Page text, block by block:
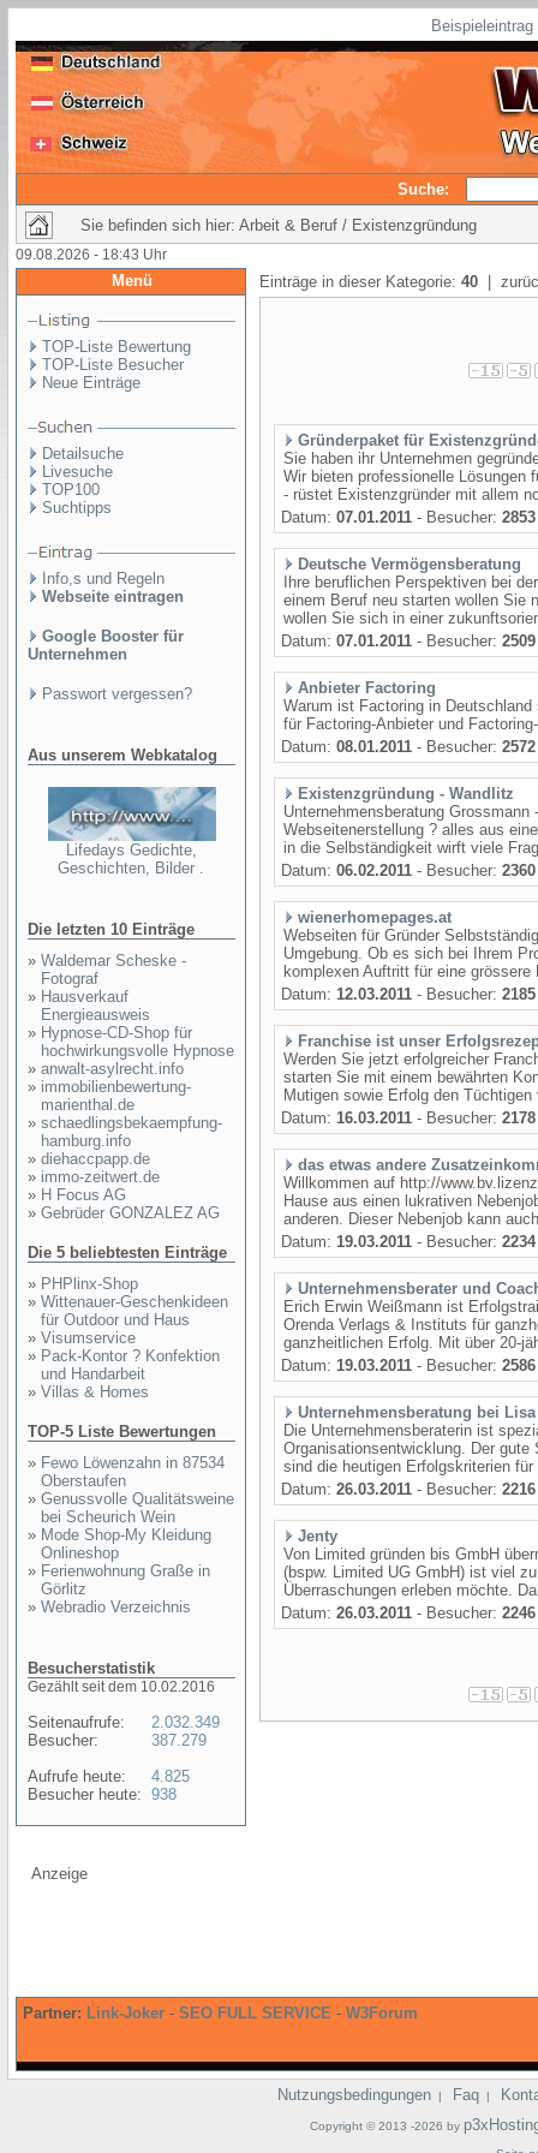
Suche:
Sie befinden sich hier: Arbeit & Beruf / Existenzgründung
09.08.2026 - 18:43 Uhr
Menü
TOP-Liste Bewertung
TOP-Liste Besucher
Neue Einträge
Detailsuche
Livesuche
TOP100
Suchtipps
Info,s und Regeln
Webseite eintragen
Google Booster für
Unternehmen
Passwort vergessen?
Aus unserem Webkatalog
Lifedays Gedichte,
Geschichten, Bilder .
Die letzten 10 Einträge
» Waldemar Scheske -
Fotograf
» Hausverkauf
Energieausweis
» Hypnose-CD-Shop für
hochwirkungsvolle Hypnose
» anwalt-asylrecht.info
» immobilienbewertung-
marienthal.de
» schaedlingsbekaempfung-
hamburg.info
» diehaccpapp.de
» immo-zeitwert.de
» H Focus AG
» Gebrüder GONZALEZ AG
Die 5 beliebtesten Einträge
» PHPlinx-Shop
» Wittenauer-Geschenkideen
für Outdoor und Haus
» Visumservice
» Pack-Kontor ? Konfektion
und Handarbeit
» Villas & Homes
TOP-5 Liste Bewertungen
» Fewo Löwenzahn in 87534
Oberstaufen
» Genussvolle Qualitätsweine
bei Scheurich Wein
» Mode Shop-My Kleidung
Onlineshop
» Ferienwohnung Graße in
Görlitz
» Webradio Verzeichnis
Besucherstatistik
Gezählt seit dem 10.02.2016
Seitenaufrufe:
Besucher:
Aufrufe heute:
Besucher heute:
2.032.349
387.279
4.825
938
Einträge in dieser Kategorie: 40 |
Gründerpaket für
Sie haben ihr Unternehmen
Wir bieten professionelle Lösungen
- rüstet Existenzgründer mit allem
Datum: 07.01.2011 - Besucher: 2853
Deutsche Vermögensberatung
Ihre beruflichen Perspektiven bei
einem Beruf neu starten wollen Sie
wollen Sie sich in einer
Datum: 07.01.2011 - Besucher: 2509
Anbieter Factoring
Warum ist Factoring in
für Factoring-Anbieter und
Datum: 08.01.2011 - Besucher: 2572
Existenzgründung - Wandlitz
Unternehmensberatung
Webseitenerstellung ? alles aus
in die Selbständigkeit wirft viele
Datum: 06.02.2011 - Besucher: 2360
wienerhomepages.at
Webseiten für Gründer
Umgebung. Ob es sich bei Ihrem
komplexen Auftritt für eine
Datum: 12.03.2011 - Besucher: 2185
Franchise ist unser
Werden Sie jetzt erfolgreicher
starten Sie mit einem bewährten
Mutigen sowie Erfolg den
Datum: 16.03.2011 - Besucher: 2178
das etwas andere
Willkommen auf http://
Hause aus einen lukrativen
anderen. Dieser Nebenjob kann
Datum: 19.03.2011 - Besucher: 2234
Unternehmensberater und
Erich Erwin Weißmann ist
Orenda Verlags & Instituts für
ganzheitlichen Erfolg. Mit über 20-
Datum: 19.03.2011 - Besucher: 2586
Unternehmensberatung bei
Die Unternehmensberaterin ist
Organisationsentwicklung. Der
sind die heutigen Erfolgskriterien
Datum: 26.03.2011 - Besucher: 2216
Jenty
Von Limited gründen bis GmbH
(bspw. Limited UG GmbH) ist viel
Überraschungen erleben möchte.
Datum: 26.03.2011 - Besucher: 2246
Anzeige
Partner: Link-Joker - SEO FULL SERVICE - W3Forum
Nutzungsbedingungen | Faq |
Copyright © 2013 -2026 by